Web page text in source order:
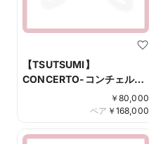
【TSUTSUMI】
CONCERTO-コンチェル
￥ 80,000
￥ 168,000
ペア